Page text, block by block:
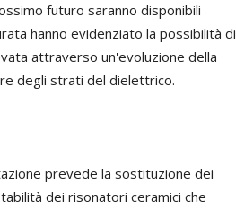
futuro saranno disponibili
hanno evidenziato la possibilità di
attraverso un'evoluzione della
degli strati del dielettrico.
prevede la sostituzione dei
dei risonatori ceramici che